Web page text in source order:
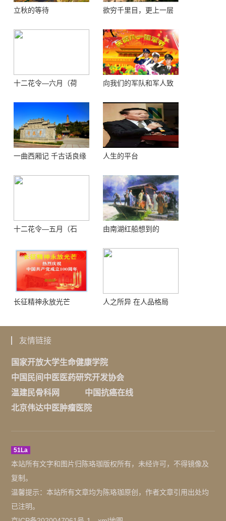
立秋的等待
欲穷千里目，更上一层
十二花令—六月（荷
向我们的军队和军人致
一曲西厢记 千古话良缘 人生的平台
十二花令—五月（石
由南湖红船想到的
长征精神永放光芒 人之所异 在人品格局
友情链接
国家开放大学生命健康学院
中国民间中医医药研究开发协会
温建民骨科网
中国抗癌在线
北京伟达中医肿瘤医院
51La
本站所有文字和图片归陈珞珈版权所有，未经许可，不得镜像及
复制。
温馨提示：本站所有文章均为陈珞珈原创，作者文章引用出处均
已注明。